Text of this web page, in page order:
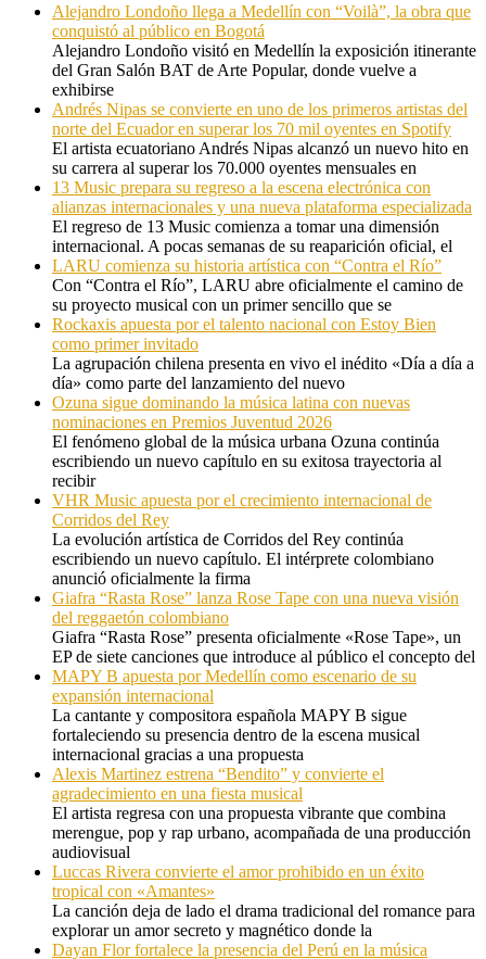
Alejandro Londoño llega a Medellín con “Voilà”, la obra que
conquistó al público en Bogotá
Alejandro Londoño visitó en Medellín la exposición itinerante
del Gran Salón BAT de Arte Popular, donde vuelve a
exhibirse
Andrés Nipas se convierte en uno de los primeros artistas del
norte del Ecuador en superar los 70 mil oyentes en Spotify
El artista ecuatoriano Andrés Nipas alcanzó un nuevo hito en
su carrera al superar los 70.000 oyentes mensuales en
13 Music prepara su regreso a la escena electrónica con
alianzas internacionales y una nueva plataforma especializada
El regreso de 13 Music comienza a tomar una dimensión
internacional. A pocas semanas de su reaparición oficial, el
LARU comienza su historia artística con “Contra el Río”
Con “Contra el Río”, LARU abre oficialmente el camino de
su proyecto musical con un primer sencillo que se
Rockaxis apuesta por el talento nacional con Estoy Bien
como primer invitado
La agrupación chilena presenta en vivo el inédito «Día a día a
día» como parte del lanzamiento del nuevo
Ozuna sigue dominando la música latina con nuevas
nominaciones en Premios Juventud 2026
El fenómeno global de la música urbana Ozuna continúa
escribiendo un nuevo capítulo en su exitosa trayectoria al
recibir
VHR Music apuesta por el crecimiento internacional de
Corridos del Rey
La evolución artística de Corridos del Rey continúa
escribiendo un nuevo capítulo. El intérprete colombiano
anunció oficialmente la firma
Giafra “Rasta Rose” lanza Rose Tape con una nueva visión
del reggaetón colombiano
Giafra “Rasta Rose” presenta oficialmente «Rose Tape», un
EP de siete canciones que introduce al público el concepto del
MAPY B apuesta por Medellín como escenario de su
expansión internacional
La cantante y compositora española MAPY B sigue
fortaleciendo su presencia dentro de la escena musical
internacional gracias a una propuesta
Alexis Martinez estrena “Bendito” y convierte el
agradecimiento en una fiesta musical
El artista regresa con una propuesta vibrante que combina
merengue, pop y rap urbano, acompañada de una producción
audiovisual
Luccas Rivera convierte el amor prohibido en un éxito
tropical con «Amantes»
La canción deja de lado el drama tradicional del romance para
explorar un amor secreto y magnético donde la
Dayan Flor fortalece la presencia del Perú en la música